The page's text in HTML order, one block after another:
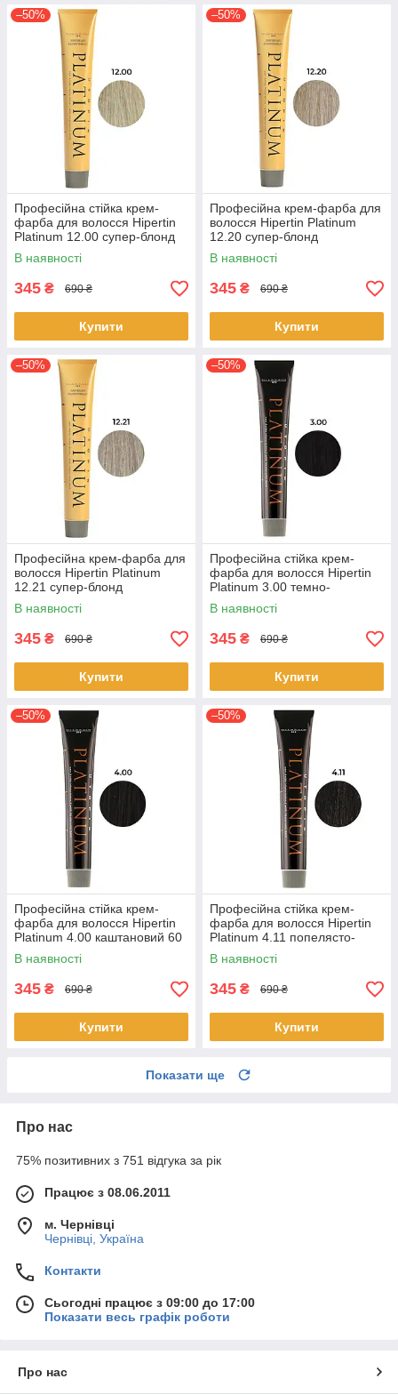
–50%
Професійна стійка крем-
фарба для волосся Hipertin
Platinum 12.00 супер-блонд
натуральний інтенсивний
60мл
В наявності
345 ₴ 690 ₴
Купити
–50%
Професійна крем-фарба для
волосся Hipertin Platinum
12.20 супер-блонд
перламутровий інтенсивний
60мл
В наявності
345 ₴ 690 ₴
Купити
–50%
Професійна крем-фарба для
волосся Hipertin Platinum
12.21 супер-блонд
перламутрово-попелястий
інтенсивний
В наявності
345 ₴ 690 ₴
Купити
–50%
Професійна стійка крем-
фарба для волосся Hipertin
Platinum 3.00 темно-
каштановий 60 мл
В наявності
345 ₴ 690 ₴
Купити
–50%
Професійна стійка крем-
фарба для волосся Hipertin
Platinum 4.00 каштановий 60
мл
В наявності
345 ₴ 690 ₴
Купити
–50%
Професійна стійка крем-
фарба для волосся Hipertin
Platinum 4.11 попелясто-
каштановий інтенсивний 60
мл
В наявності
345 ₴ 690 ₴
Купити
Показати ще
Про нас
75% позитивних з 751 відгука за рік
Працює з 08.06.2011
м. Чернівці
Чернівці, Україна
Контакти
Сьогодні працює з 09:00 до 17:00
Показати весь графік роботи
Про нас